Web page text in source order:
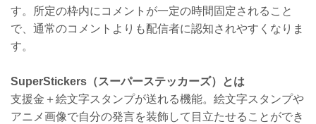
す。所定の枠内にコメントが一定の時間固定されること
で、通常のコメントよりも配信者に認知されやすくなりま
す。
SuperStickers（スーパーステッカーズ）とは
支援金＋絵文字スタンプが送れる機能。絵文字スタンプや
アニメ画像で自分の発言を装飾して目立たせることができ